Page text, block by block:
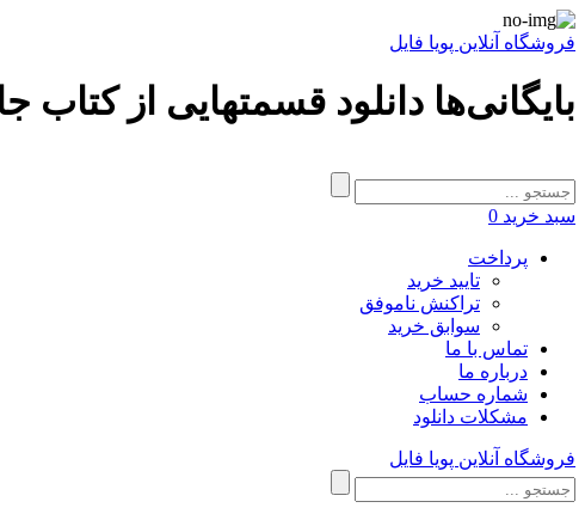
فروشگاه آنلاین پویا فایل
بایگانی‌ها دانلود قسمتهایی از کتاب
سبد خرید 0
پرداخت
تایید خرید
تراکنش ناموفق
سوابق خرید
تماس با ما
درباره ما
شماره حساب
مشکلات دانلود
فروشگاه آنلاین پویا فایل